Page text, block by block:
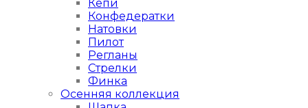
Кепи
Конфедератки
Натовки
Пилот
Регланы
Стрелки
Финка
Осенняя коллекция